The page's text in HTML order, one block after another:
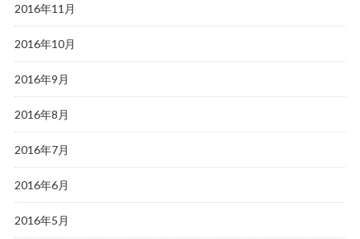
2016年11月
2016年10月
2016年9月
2016年8月
2016年7月
2016年6月
2016年5月